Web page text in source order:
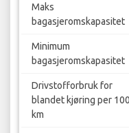
Maks
bagasjeromskapasitet
Minimum
bagasjeromskapasitet
Drivstofforbruk for
blandet kjøring per 100
km